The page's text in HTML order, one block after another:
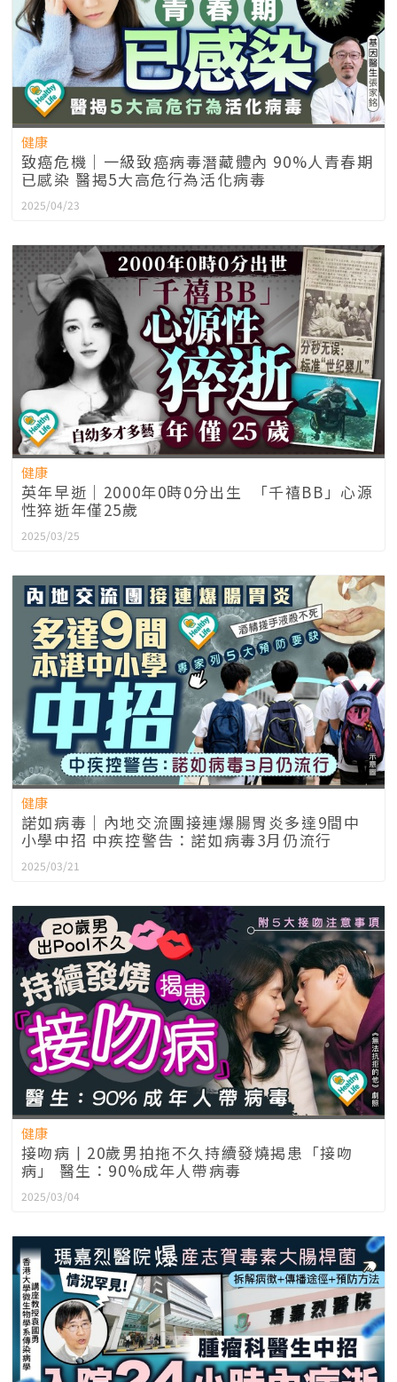
健康
致癌危機｜一級致癌病毒潛藏體內 90%人青春期
已感染 醫揭5大高危行為活化病毒
2025/04/23
健康
英年早逝｜2000年0時0分出生 「千禧BB」心源
性猝逝年僅25歲
2025/03/25
健康
諾如病毒｜內地交流團接連爆腸胃炎多達9間中
小學中招 中疾控警告：諾如病毒3月仍流行
2025/03/21
健康
接吻病丨20歲男拍拖不久持續發燒揭患「接吻
病」 醫生：90%成年人帶病毒
2025/03/04